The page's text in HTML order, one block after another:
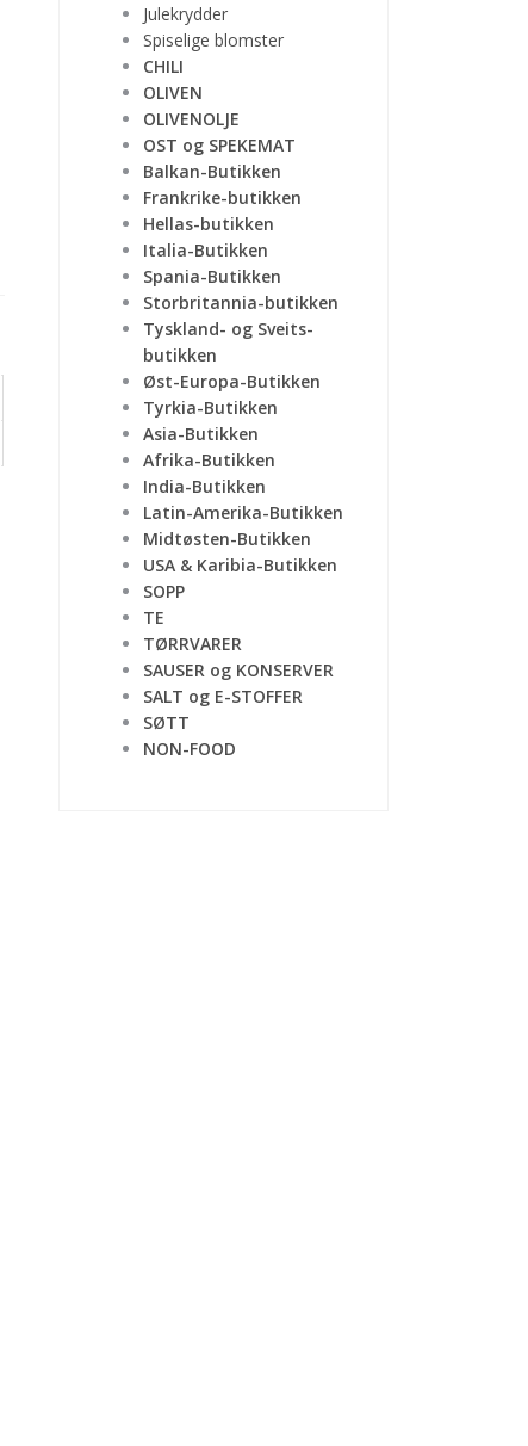
Julekrydder
Spiselige blomster
CHILI
OLIVEN
OLIVENOLJE
OST og SPEKEMAT
Balkan-Butikken
Frankrike-butikken
Hellas-butikken
Italia-Butikken
Spania-Butikken
Storbritannia-butikken
Tyskland- og Sveits-
butikken
Øst-Europa-Butikken
Tyrkia-Butikken
Asia-Butikken
Afrika-Butikken
India-Butikken
Latin-Amerika-Butikken
Midtøsten-Butikken
USA & Karibia-Butikken
SOPP
TE
TØRRVARER
SAUSER og KONSERVER
SALT og E-STOFFER
SØTT
NON-FOOD